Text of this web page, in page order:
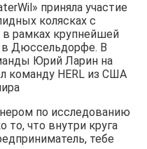
приняла участие
колясках с
в рамках крупнейшей
в Дюссельдорфе. В
Юрий Ларин на
команду HERL из США
по исследованию
то, что внутри круга
тебе